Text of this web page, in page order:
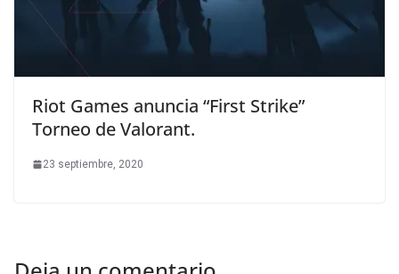
Riot Games anuncia “First Strike”
Torneo de Valorant.
23 septiembre, 2020